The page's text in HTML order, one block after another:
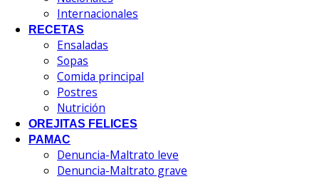
Internacionales
RECETAS
Ensaladas
Sopas
Comida principal
Postres
Nutrición
OREJITAS FELICES
PAMAC
Denuncia-Maltrato leve
Denuncia-Maltrato grave